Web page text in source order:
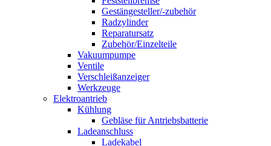
Gestängesteller/-zubehör
Radzylinder
Reparatursatz
Zubehör/Einzelteile
Vakuumpumpe
Ventile
Verschleißanzeiger
Werkzeuge
Elektroantrieb
Kühlung
Gebläse für Antriebsbatterie
Ladeanschluss
Ladekabel